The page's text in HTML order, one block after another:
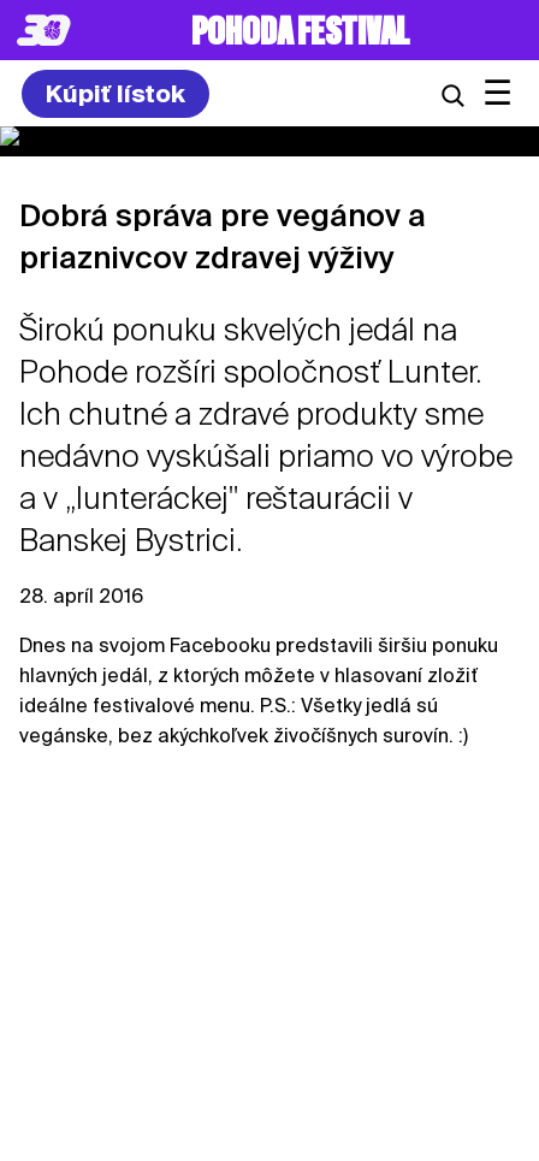
POHODA FESTIVAL
Kúpiť lístok ☰
Dobrá správa pre vegánov a
priaznivcov zdravej výživy
Širokú ponuku skvelých jedál na
Pohode rozšíri spoločnosť Lunter.
Ich chutné a zdravé produkty sme
nedávno vyskúšali priamo vo výrobe
a v „lunteráckej" reštaurácii v
Banskej Bystrici.
28. apríl 2016
Dnes na svojom Facebooku predstavili širšiu ponuku
hlavných jedál, z ktorých môžete v hlasovaní zložiť
ideálne festivalové menu. P.S.: Všetky jedlá sú
vegánske, bez akýchkoľvek živočíšnych surovín. :)